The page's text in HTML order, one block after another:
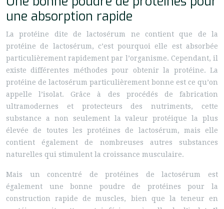
une absorption rapide
La protéine dite de lactosérum ne contient que de la
protéine de lactosérum, c’est pourquoi elle est absorbée
particulièrement rapidement par l’organisme. Cependant, il
existe différentes méthodes pour obtenir la protéine. La
protéine de lactosérum particulièrement bonne est ce qu’on
appelle l’isolat. Grâce à des procédés de fabrication
ultramodernes et protecteurs des nutriments, cette
substance a non seulement la valeur protéique la plus
élevée de toutes les protéines de lactosérum, mais elle
contient également de nombreuses autres substances
naturelles qui stimulent la croissance musculaire.
Mais un concentré de protéines de lactosérum est
également une bonne poudre de protéines pour la
construction rapide de muscles, bien que la teneur en